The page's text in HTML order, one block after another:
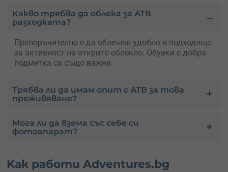
Какво трябва да облека за АТВ
разходката?
Препоръчително е да облечеш удобно и подходящо
за активност на открито облекло. Обувки с добра
подметка са също важни.
Трябва ли да имам опит с АТВ за това
преживяване?
Мога ли да взема със себе си
фотоапарат?
Kак работи Adventures.bg